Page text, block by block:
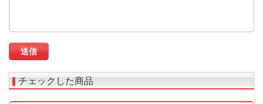
チェックした商品